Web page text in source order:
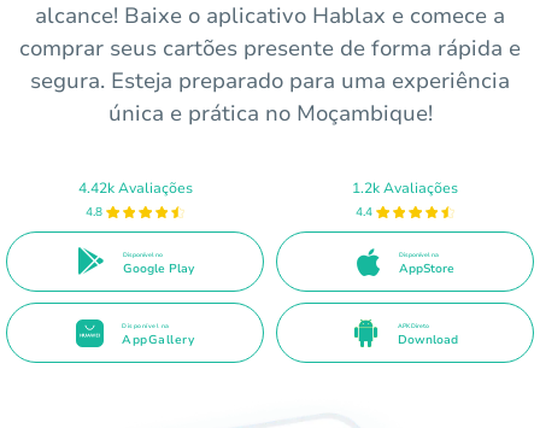
alcance! Baixe o aplicativo Hablax e comece a
comprar seus cartões presente de forma rápida e
segura. Esteja preparado para uma experiência
única e prática no Moçambique!
4.42k Avaliações
4.8
Disponível no
Google Play
1.2k Avaliações
4.4
Disponível na
AppStore
Disponível na
AppGallery
APK Direto
Download